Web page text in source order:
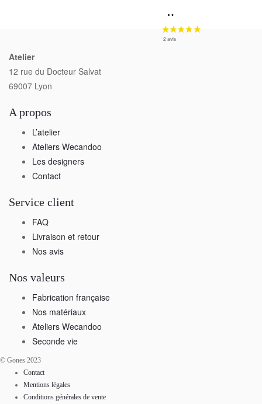
Atelier
12 rue du Docteur Salvat
69007 Lyon
A propos
L’atelier
Ateliers Wecandoo
Les designers
Contact
Service client
FAQ
Livraison et retour
Nos avis
Nos valeurs
Fabrication française
Nos matériaux
Ateliers Wecandoo
Seconde vie
© Gones 2023
Contact
Mentions légales
Conditions générales de vente